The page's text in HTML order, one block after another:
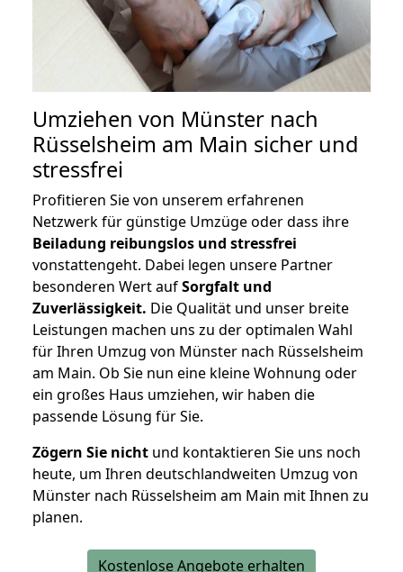
Umziehen von Münster nach
Rüsselsheim am Main sicher und
stressfrei
Profitieren Sie von unserem erfahrenen
Netzwerk für günstige Umzüge oder dass ihre
Beiladung reibungslos und stressfrei
vonstattengeht. Dabei legen unsere Partner
besonderen Wert aufSorgfalt und
Zuverlässigkeit. Die Qualität und unser breite
Leistungen machen uns zu der optimalen Wahl
für Ihren Umzug von Münster nach Rüsselsheim
am Main. Ob Sie nun eine kleine Wohnung oder
ein großes Haus umziehen, wir haben die
passende Lösung für Sie.
Zögern Sie nicht und kontaktieren Sie uns noch
heute, um Ihren deutschlandweiten Umzug von
Münster nach Rüsselsheim am Main mit Ihnen zu
planen.
Kostenlose Angebote erhalten